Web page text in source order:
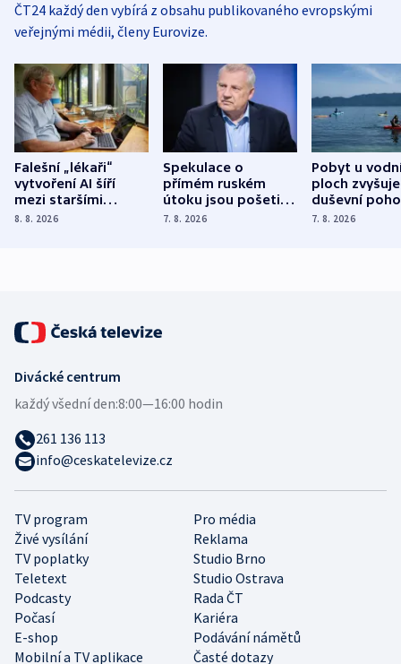
ČT24 každý den vybírá z obsahu publikovaného evropskými
veřejnými médii, členy Eurovize.
Falešní „lékaři“
vytvoření AI šíří
mezi staršími
Poláky nebezpečné
8. 8. 2026
Spekulace o
přímém ruském
útoku jsou pošetilé,
míní estonský
7. 8. 2026
Pobyt u
ploch zvyšuje
duševní
ukázala
7. 8. 2026
TV program
Pro média
Živé vysílání
Reklama
TV poplatky
Studio Brno
Teletext
Studio Ostrava
Podcasty
Rada ČT
Počasí
Kariéra
E-shop
Podávání námětů
Mobilní a TV aplikace
Časté dotazy
Divácké centrum
každý všední den:8:00—16:00 hodin
261 136 113
info@ceskatelevize.cz